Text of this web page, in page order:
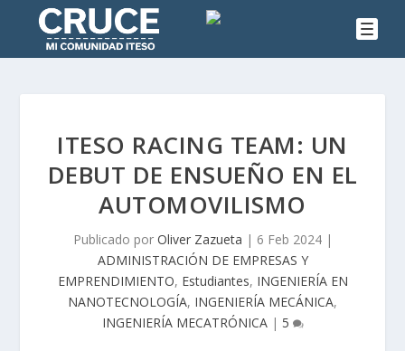
ITESO RACING TEAM: UN
DEBUT DE ENSUEÑO EN EL
AUTOMOVILISMO
Publicado por Oliver Zazueta | 6 Feb 2024|
ADMINISTRACIÓN DE EMPRESAS Y
EMPRENDIMIENTO, Estudiantes, INGENIERÍA EN
NANOTECNOLOGÍA, INGENIERÍA MECÁNICA,
INGENIERÍA MECATRÓNICA| 5